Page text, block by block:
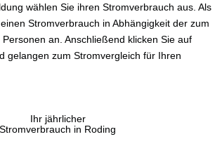
wählen Sie ihren Stromverbrauch aus. Als
Stromverbrauch in Abhängigkeit der zum
an. Anschließend klicken Sie auf
gelangen zum Stromvergleich für Ihren
Ihr jährlicher
Stromverbrauch in Roding